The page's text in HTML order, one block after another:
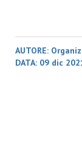
AUTORE:
DATA: 09 dic